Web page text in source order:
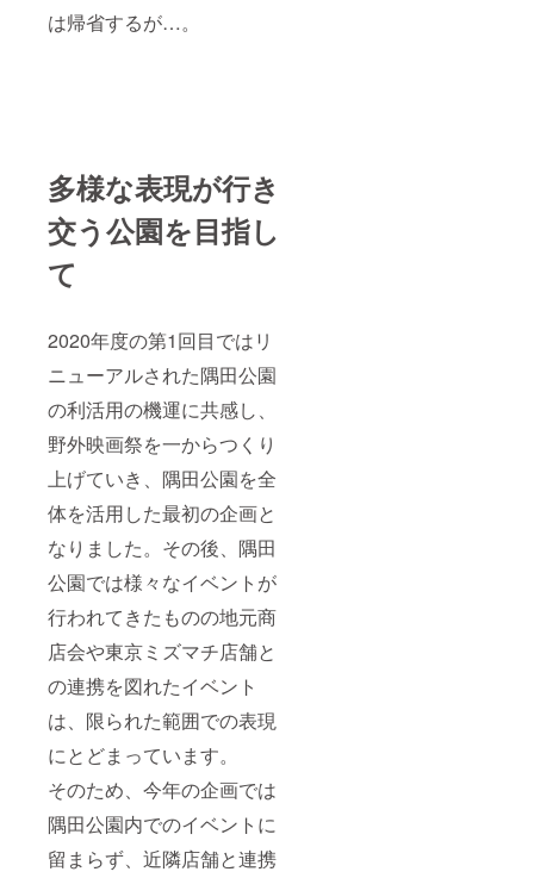
は帰省するが…。
多様な表現が行き
交う公園を目指し
て
2020年度の第1回目ではリ
ニューアルされた隅田公園
の利活用の機運に共感し、
野外映画祭を一からつくり
上げていき、隅田公園を全
体を活用した最初の企画と
なりました。その後、隅田
公園では様々なイベントが
行われてきたものの地元商
店会や東京ミズマチ店舗と
の連携を図れたイベント
は、限られた範囲での表現
にとどまっています。
そのため、今年の企画では
隅田公園内でのイベントに
留まらず、近隣店舗と連携